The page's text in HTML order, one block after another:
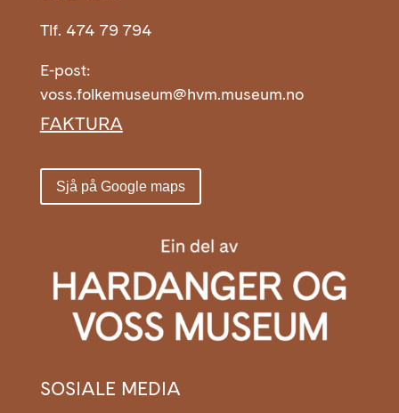
Tlf. 474 79 794
E-post:
voss.folkemuseum@hvm.museum.no
FAKTURA
Sjå på Google maps
SOSIALE MEDIA